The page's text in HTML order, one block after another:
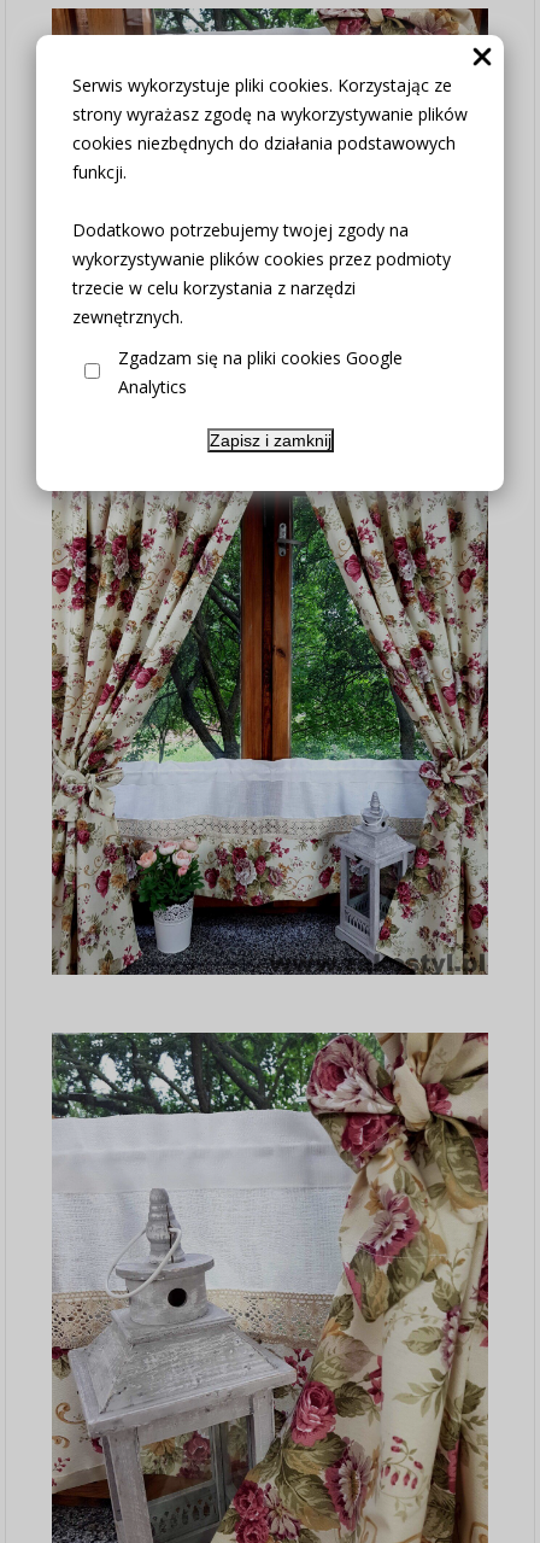
Serwis wykorzystuje pliki cookies. Korzystając ze
strony wyrażasz zgodę na wykorzystywanie plików
cookies niezbędnych do działania podstawowych
funkcji.
Dodatkowo potrzebujemy twojej zgody na
wykorzystywanie plików cookies przez podmioty
trzecie w celu korzystania z narzędzi
zewnętrznych.
Zgadzam się na pliki cookies Google
Analytics
Zapisz i zamknij